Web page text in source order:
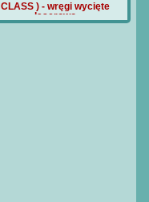
CLASS ) - wręgi wycięte
laserowo
Cena:90 PLN